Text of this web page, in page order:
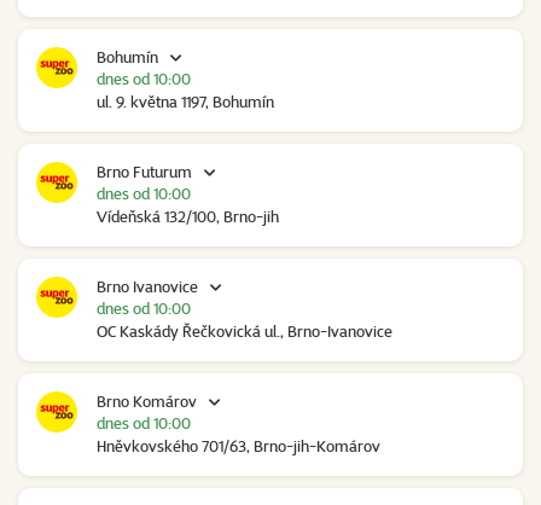
Bohumín
ul. 9. května 1197, Bohumín
dnes od 10:00
Brno Futurum
Vídeňská 132/100, Brno-jih
dnes od 10:00
Brno Ivanovice
OC Kaskády Řečkovická ul., Brno-Ivanovice
dnes od 10:00
Brno Komárov
Hněvkovského 701/63, Brno-jih-Komárov
dnes od 10:00